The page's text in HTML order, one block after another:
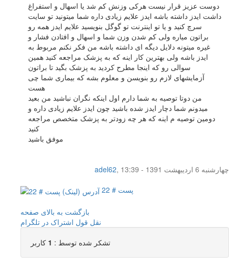
دوست عزیز قرار نیست هرکی وزنش کم شد یا اسهال و استفراغ
داشت ایدز داشته باشه ایدز علایم زیادی داره شما میتونید تو سایت
سرچ کنید و یا تو اینترنت تو گوگل بنویسید علایم ایدز همه رو
براتون میاره ولی کم شدن وزن شما و اسهال و افتادن فشار و
غیره میتونه دلایل دیگه ای داشته باشه من فکر نکنم مربوط به
ایدز باشه ولی بهترین کار اینه که به پزشک مراجعه کنید همین
سوالی رو که اینجا مطرح کردید به پزشک بگید تا براتون
آزمایشهای لازم رو بنویسن و معلوم بشه که بیماری شما چی
هست
من دوتا توصیه به شما دارم اول اینکه نگران نباشید من بعید
میدونم شما دچار ایدز شده باشید چون ایدز علایم زیادی داره و
دومین توصیه م اینه که هر چه زودتر به پزشک متخصص مراجعه
کنید
موفق باشید
adel62,
چهار‌شنبه 6 اردیبهشت 1391 - 13:39
پست # 22
بازگشت به بالای صفحه
نقل قول اشتراک در تلگرام
تشکر شده توسط : 1 کاربر